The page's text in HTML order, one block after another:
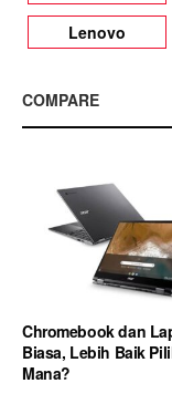
Lenovo
COMPARE
Chromebook dan
Biasa, Lebih Baik
Mana?